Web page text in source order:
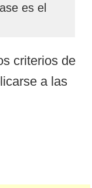
es el
criterios de
a las